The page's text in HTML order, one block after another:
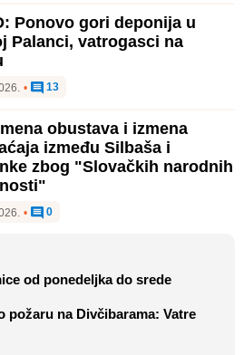
Ponovo gori deponija u
Palanci, vatrogasci na
• 13
obustava i izmena
između Silbaša i
zbog "Slovačkih narodnih
• 0
od ponedeljka do srede
požaru na Divčibarama: Vatre